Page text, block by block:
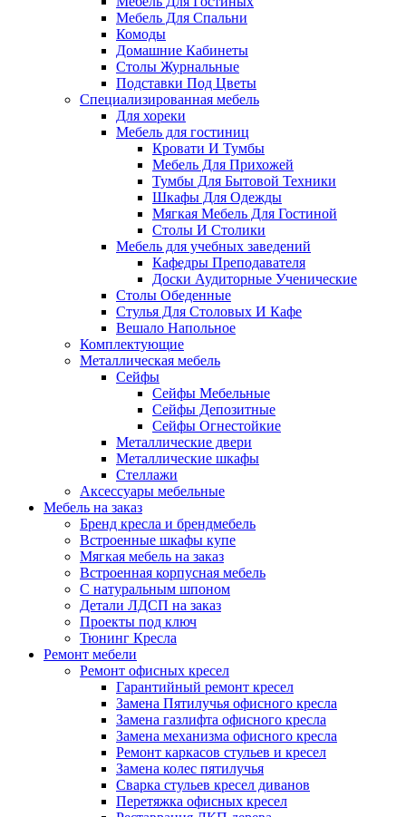
Мебель Для Спальни
Комоды
Домашние Кабинеты
Столы Журнальные
Подставки Под Цветы
Специализированная мебель
Для хореки
Мебель для гостиниц
Кровати И Тумбы
Мебель Для Прихожей
Тумбы Для Бытовой Техники
Шкафы Для Одежды
Мягкая Мебель Для Гостиной
Столы И Столики
Мебель для учебных заведений
Кафедры Преподавателя
Доски Аудиторные Ученические
Столы Обеденные
Стулья Для Столовых И Кафе
Вешало Напольное
Комплектующие
Металлическая мебель
Сейфы
Сейфы Мебельные
Сейфы Депозитные
Сейфы Огнестойкие
Металлические двери
Металлические шкафы
Стеллажи
Аксессуары мебельные
Мебель на заказ
Бренд кресла и брендмебель
Встроенные шкафы купе
Мягкая мебель на заказ
Встроенная корпусная мебель
С натуральным шпоном
Детали ЛДСП на заказ
Проекты под ключ
Тюнинг Кресла
Ремонт мебели
Ремонт офисных кресел
Гарантийный ремонт кресел
Замена Пятилучья офисного кресла
Замена газлифта офисного кресла
Замена механизма офисного кресла
Ремонт каркасов стульев и кресел
Замена колес пятилучья
Сварка стульев кресел диванов
Перетяжка офисных кресел